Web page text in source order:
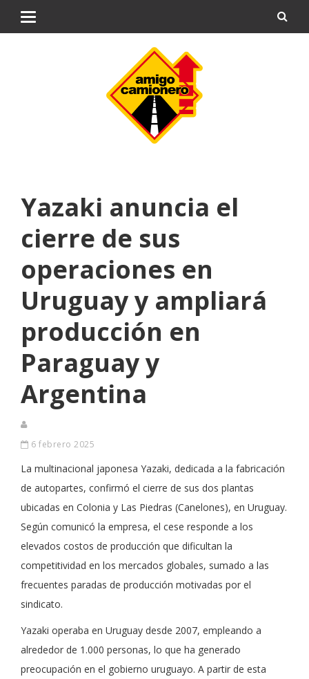
Yazaki anuncia el
cierre de sus
operaciones en
Uruguay y ampliará
producción en
Paraguay y
Argentina
6 febrero 2025
La multinacional japonesa Yazaki, dedicada a la fabricación
de autopartes, confirmó el cierre de sus dos plantas
ubicadas en Colonia y Las Piedras (Canelones), en Uruguay.
Según comunicó la empresa, el cese responde a los
elevados costos de producción que dificultan la
competitividad en los mercados globales, sumado a las
frecuentes paradas de producción motivadas por el
sindicato.
Yazaki operaba en Uruguay desde 2007, empleando a
alrededor de 1.000 personas, lo que ha generado
preocupación en el gobierno uruguayo. A partir de esta